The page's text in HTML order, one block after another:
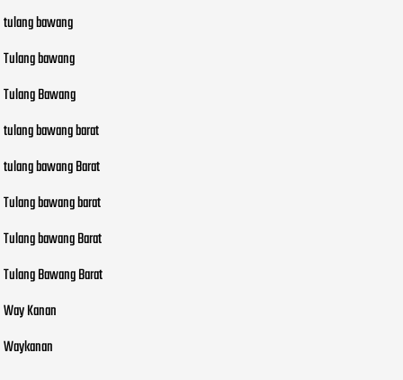
tulang bawang
Tulang bawang
Tulang Bawang
tulang bawang barat
tulang bawang Barat
Tulang bawang barat
Tulang bawang Barat
Tulang Bawang Barat
Way Kanan
Waykanan